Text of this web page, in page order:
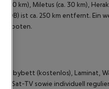
20 km), Miletus (ca. 30 km),
ist ca. 250 km entfernt. Ein
Babybett (kostenlos), Laminat,
Sat-TV sowie individuell